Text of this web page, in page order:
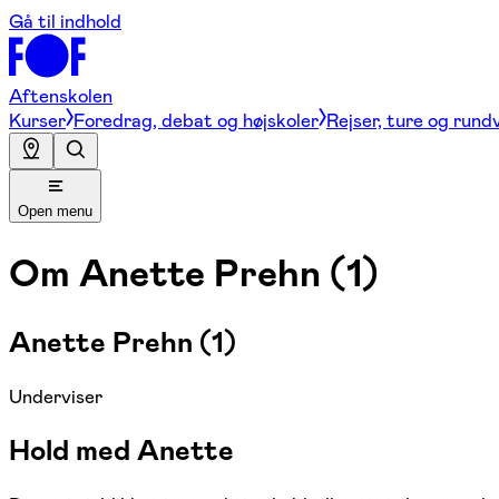
Gå til indhold
Aftenskolen
Kurser Foredrag, debat og højskoler Rejser, ture og
Open menu
Om Anette Prehn (1)
Anette Prehn (1)
Underviser
Hold med Anette